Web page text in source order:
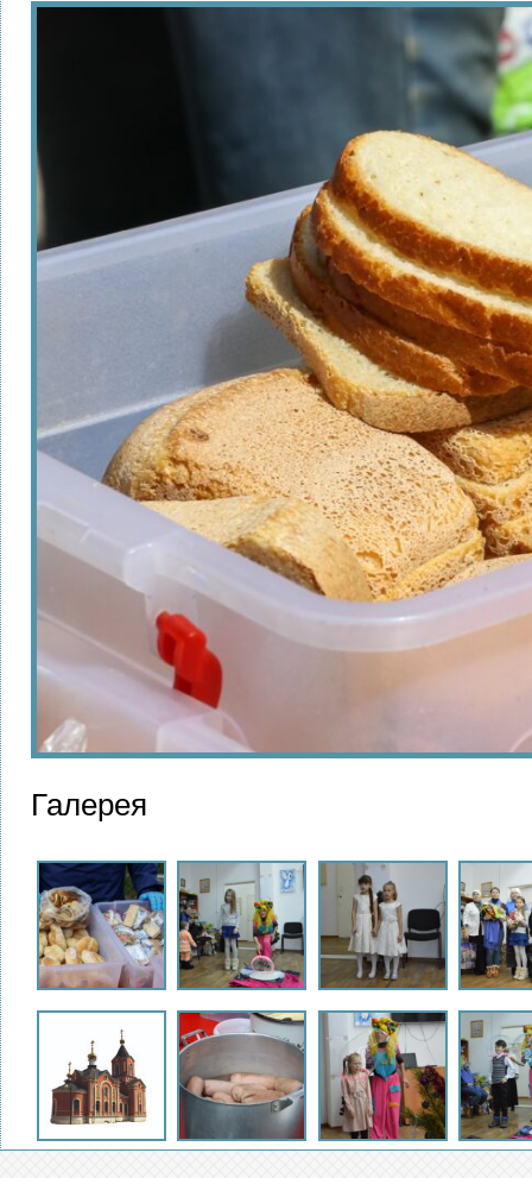
Галерея